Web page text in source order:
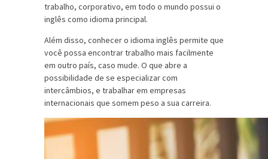
trabalho, corporativo, em todo o mundo possui o
inglês como idioma principal.
Além disso, conhecer o idioma inglês permite que
você possa encontrar trabalho mais facilmente
em outro país, caso mude. O que abre a
possibilidade de se especializar com
intercâmbios, e trabalhar em empresas
internacionais que somem peso a sua carreira.